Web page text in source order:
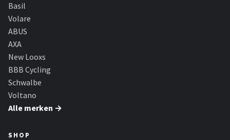
Basil
Volare
ABUS
AXA
New Looxs
BBB Cycling
Schwalbe
Voltano
Alle merken →
SHOP